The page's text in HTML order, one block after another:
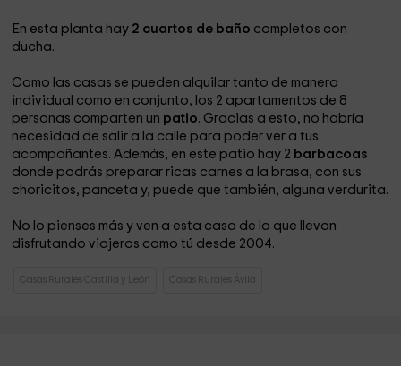
En esta planta hay 2 cuartos de baño completos con
ducha.
Como las casas se pueden alquilar tanto de manera
individual como en conjunto, los 2 apartamentos de 8
personas comparten un patio. Gracias a esto, no habría
necesidad de salir a la calle para poder ver a tus
acompañantes. Además, en este patio hay 2 barbacoas
donde podrás preparar ricas carnes a la brasa, con sus
choricitos, panceta y, puede que también, alguna verdurita.
No lo pienses más y ven a esta casa de la que llevan
disfrutando viajeros como tú desde 2004.
Casas Rurales Castilla y León Casas Rurales Ávila